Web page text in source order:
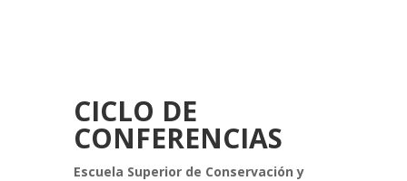
CICLO DE
CONFERENCIAS
Escuela Superior de Conservación y